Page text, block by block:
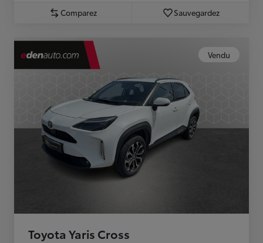
Comparez Sauvegardez
Vendu
Toyota Yaris Cross